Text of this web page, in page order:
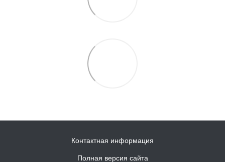
Контактная информация
Полная версия сайта